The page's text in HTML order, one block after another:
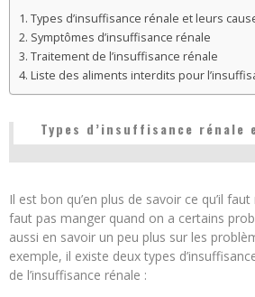
Types d’insuffisance rénale et leurs
Symptômes d’insuffisance rénale
Traitement de l’insuffisance rénale
Liste des aliments interdits pour
Types d’insuffisance rénale
Il est bon qu’en plus de savoir ce qu’il
faut pas manger quand on a certains
aussi en savoir un peu plus sur les
exemple, il existe deux types
de l’insuffisance rénale :